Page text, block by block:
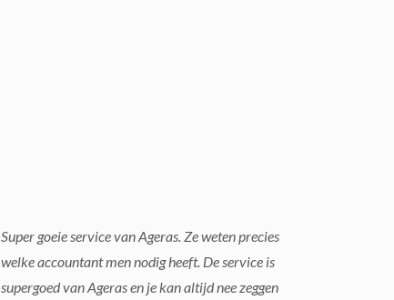
Super goeie service van Ageras. Ze weten precies
welke accountant men nodig heeft. De service is
supergoed van Ageras en je kan altijd nee zeggen